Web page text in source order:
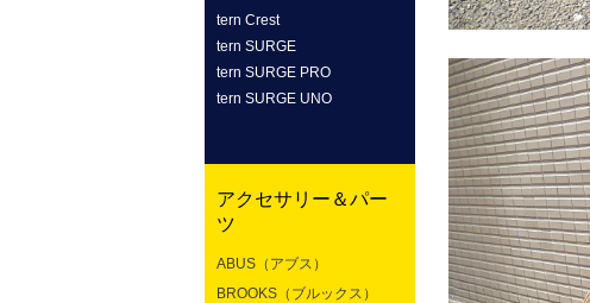
tern Crest
tern SURGE
tern SURGE PRO
tern SURGE UNO
アクセサリー＆パー
ツ
ABUS（アブス）
BROOKS（ブルックス）